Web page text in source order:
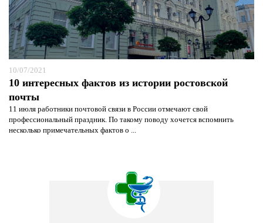
10/07/2021
10 интересных фактов из истории ростовской
почты
11 июля работники почтовой связи в России отмечают свой
профессиональный праздник. По такому поводу хочется вспомнить
несколько примечательных фактов о ...